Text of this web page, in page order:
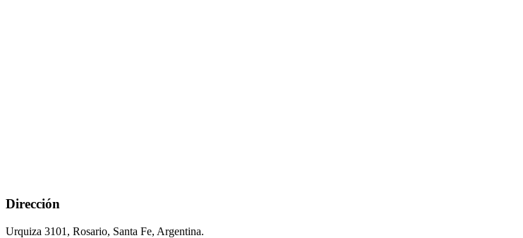
Dirección
Urquiza 3101, Rosario, Santa Fe, Argentina.